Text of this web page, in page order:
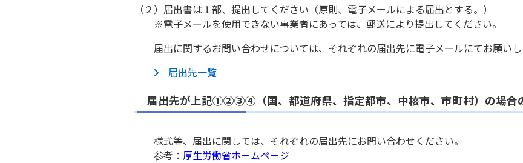
（２）届出書は１部、提出してください（原則、電子メールによる届出とする。）
※電子メールを使用できない事業者にあっては、郵送により提出してください。
届出に関するお問い合わせについては、それぞれの届出先に電子メールにてお願いし
届出先一覧
届出先
〒640-8585和歌山市小松原通一
e0403004@pref.wakayama.lg.jp
届出先が上記①②③④（国、都道府県、指定都市、中核市、市町村）の場合
様式等、届出に関しては、それぞれの届出先にお問い合わせください。
参考： 厚生労働省ホームページ